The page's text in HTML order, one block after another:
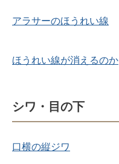
アラサーのほうれい線
ほうれい線が消えるのか
シワ・目の下
口横の縦ジワ